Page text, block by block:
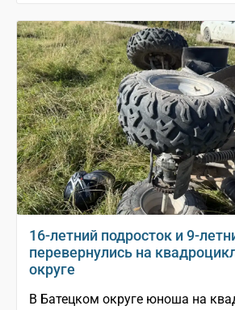
16-летний подросток и 9-
перевернулись на
округе
В Батецком округе юноша на